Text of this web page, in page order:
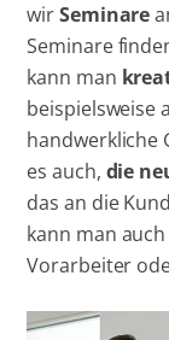
wirSeminare
Seminare
kann man
beispielsweise
handwerkliche
es auch, die
das an die
kann man
Vorarbeiter